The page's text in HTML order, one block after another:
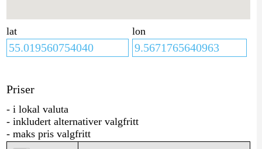
lat lon
Priser
- i lokal valuta
- inkludert alternativer valgfritt
- maks pris valgfritt